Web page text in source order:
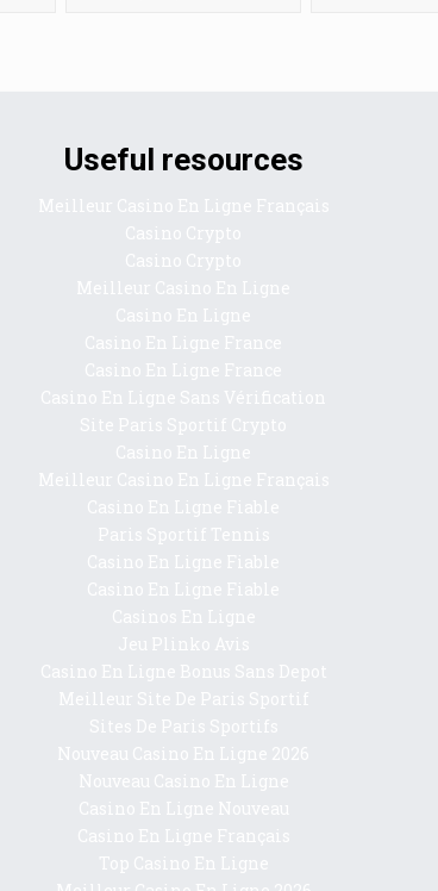
Useful resources